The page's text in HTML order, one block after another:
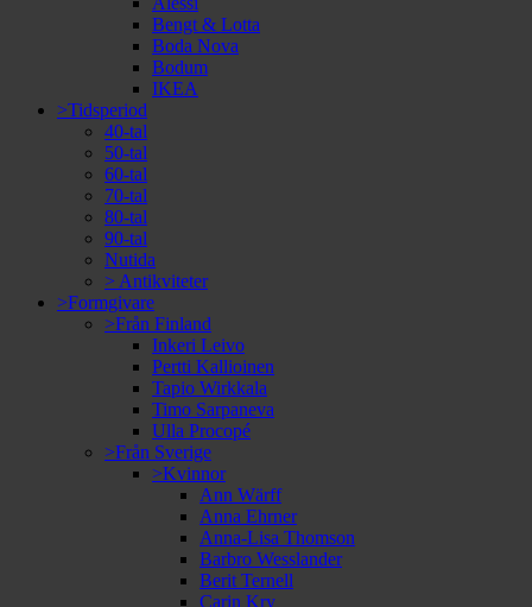
Bengt & Lotta
Boda Nova
Bodum
IKEA
>Tidsperiod
40-tal
50-tal
60-tal
70-tal
80-tal
90-tal
Nutida
> Antikviteter
>Formgivare
>Från Finland
Inkeri Leivo
Pertti Kallioinen
Tapio Wirkkala
Timo Sarpaneva
Ulla Procopé
>Från Sverige
>Kvinnor
Ann Wärff
Anna Ehrner
Anna-Lisa Thomson
Barbro Wesslander
Berit Ternell
Carin Kry